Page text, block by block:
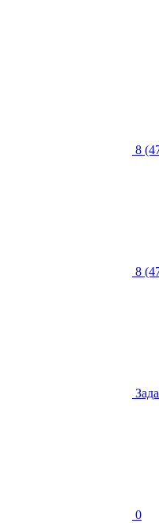
8
8
0